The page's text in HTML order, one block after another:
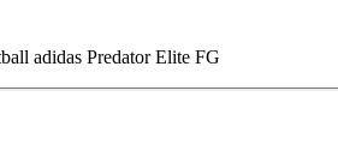
adidas Predator Elite FG